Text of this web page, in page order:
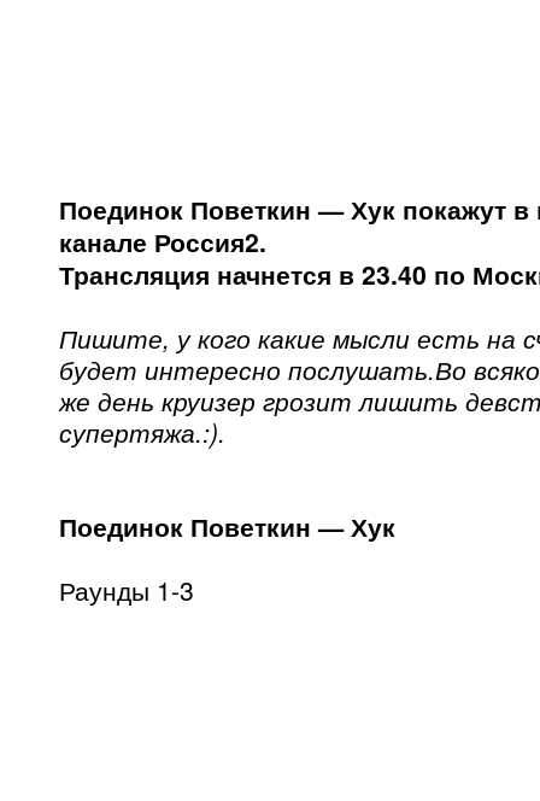
Поединок Поветкин — Хук покажут
канале Россия2.
Трансляция начнется в 23.40 по
Пишите, у кого какие мысли есть на
будет интересно послушать.Во
же день круизер грозит лишить
супертяжа.:).
Поединок Поветкин — Хук
Раунды 1-3